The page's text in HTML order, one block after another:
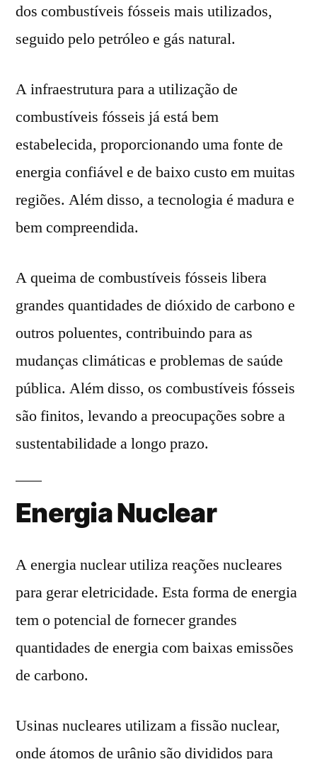
dos combustíveis fósseis mais utilizados,
seguido pelo petróleo e gás natural.
A infraestrutura para a utilização de
combustíveis fósseis já está bem
estabelecida, proporcionando uma fonte de
energia confiável e de baixo custo em muitas
regiões. Além disso, a tecnologia é madura e
bem compreendida.
A queima de combustíveis fósseis libera
grandes quantidades de dióxido de carbono e
outros poluentes, contribuindo para as
mudanças climáticas e problemas de saúde
pública. Além disso, os combustíveis fósseis
são finitos, levando a preocupações sobre a
sustentabilidade a longo prazo.
Energia Nuclear
A energia nuclear utiliza reações nucleares
para gerar eletricidade. Esta forma de energia
tem o potencial de fornecer grandes
quantidades de energia com baixas emissões
de carbono.
Usinas nucleares utilizam a fissão nuclear,
onde átomos de urânio são divididos para